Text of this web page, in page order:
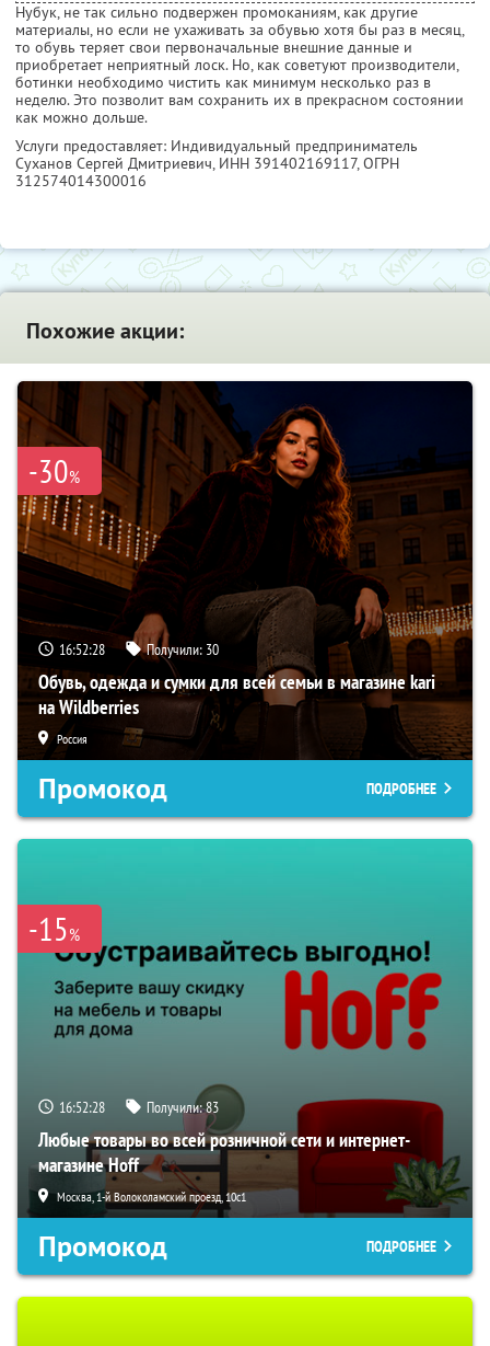
Нубук, не так сильно подвержен промоканиям, как другие
материалы, но если не ухаживать за обувью хотя бы раз в месяц,
то обувь теряет свои первоначальные внешние данные и
приобретает неприятный лоск. Но, как советуют производители,
ботинки необходимо чистить как минимум несколько раз в
неделю. Это позволит вам сохранить их в прекрасном состоянии
как можно дольше.
Услуги предоставляет: Индивидуальный предприниматель
Суханов Сергей Дмитриевич, ИНН 391402169117, ОГРН
312574014300016
Похожие акции:
-30%
16:52:27 Получили: 30
Обувь, одежда и сумки для всей семьи в магазине kari
на Wildberries
Россия
Промокод ПОДРОБНЕЕ
-15%
16:52:27 Получили:83
Любые товары во всей розничной сети и интернет-
магазине Hoff
Москва, 1-й Волоколамский проезд, 10с1
Промокод ПОДРОБНЕЕ